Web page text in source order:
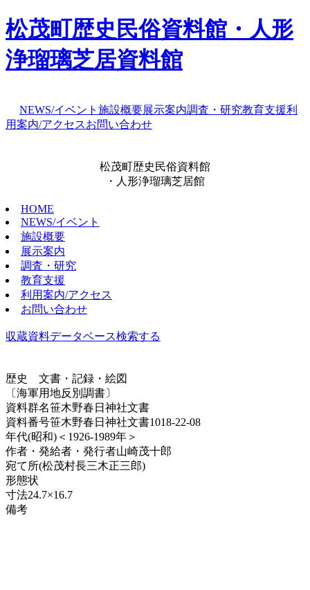
松茂町歴史民俗資料館・人形
浄瑠璃芝居資料館
NEWS/イベント 施設概要展示案内調査・研究教育支援利
用案内/アクセスお問い合わせ
松茂町歴史民俗資料館
・人形浄瑠璃芝居館
HOME
NEWS/イベント
施設概要
展示案内
調査・研究
教育支援
利用案内/アクセス
お問い合わせ
収蔵資料データベース検索する
歴史
文書・記録・絵図
〔海軍用地反別調書〕
資料群名笹木野春日神社文書
資料番号笹木野春日神社文書1018-22-08
年代(昭和)＜1926-1989年＞
作者・発給者・発行者山崎茂十郎
宛て所(松茂村長三木正三郎)
形態状
寸法24.7×16.7
備考